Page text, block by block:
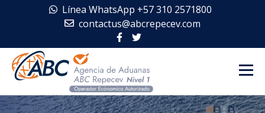
Línea WhatsApp +57 310 2571800
contactus@abcrepecev.com